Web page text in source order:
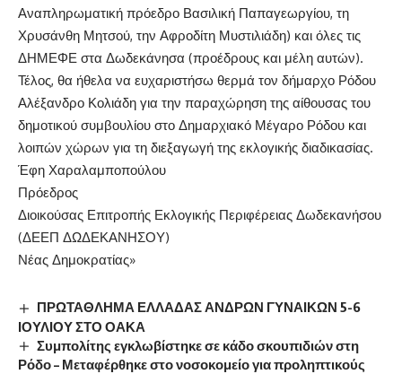
Αναπληρωματική πρόεδρο Βασιλική Παπαγεωργίου, τη
Χρυσάνθη Μητσού, την Αφροδίτη Μυστιλιάδη) και όλες τις
ΔΗΜΕΦΕ στα Δωδεκάνησα (προέδρους και μέλη αυτών).
Τέλος, θα ήθελα να ευχαριστήσω θερμά τον δήμαρχο Ρόδου
Αλέξανδρο Κολιάδη για την παραχώρηση της αίθουσας του
δημοτικού συμβουλίου στο Δημαρχιακό Μέγαρο Ρόδου και
λοιπών χώρων για τη διεξαγωγή της εκλογικής διαδικασίας.
Έφη Χαραλαμποπούλου
Πρόεδρος
Διοικούσας Επιτροπής Εκλογικής Περιφέρειας Δωδεκανήσου
(ΔΕΕΠ ΔΩΔΕΚΑΝΗΣΟΥ)
Νέας Δημοκρατίας»
ΠΡΩΤΑΘΛΗΜΑ ΕΛΛΑΔΑΣ ΑΝΔΡΩΝ ΓΥΝΑΙΚΩΝ 5-6
ΙΟΥΛΙΟΥ ΣΤΟ ΟΑΚΑ
Συμπολίτης εγκλωβίστηκε σε κάδο σκουπιδιών στη
Ρόδο – Μεταφέρθηκε στο νοσοκομείο για προληπτικούς